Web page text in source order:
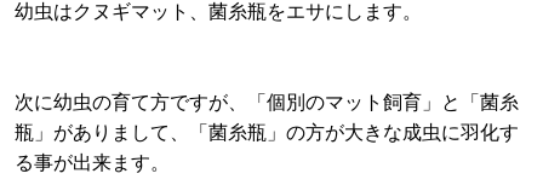
幼虫はクヌギマット、菌糸瓶をエサにします。
次に幼虫の育て方ですが、「個別のマット飼育」と「菌糸
瓶」がありまして、「菌糸瓶」の方が大きな成虫に羽化す
る事が出来ます。